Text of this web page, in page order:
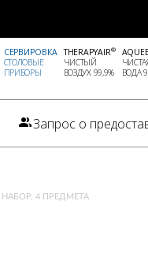
СЕРВИРОВКА
СТОЛОВЫЕ
ПРИБОРЫ
THERAPYAIR®
ЧИСТЫЙ
ВОЗДУХ 99,9%
ВОДА
Запрос о
4 ПРЕДМЕТА